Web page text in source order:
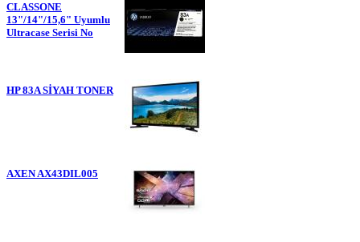
CLASSONE
13"/14"/15,6" Uyumlu
Ultracase Serisi No
HP 83A SİYAH TONER
AXEN AX43DIL005